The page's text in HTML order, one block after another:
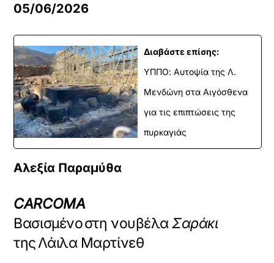
05/06/2026
Διαβάστε επίσης:
ΥΠΠΟ: Αυτοψία της Λ.
Μενδώνη στα Αιγόσθενα
για τις επιπτώσεις της
πυρκαγιάς
Αλεξία Παραμύθα
CARCOMA
Βασισμένο στη νουβέλαΣαράκι
της Λάιλα Μαρτίνεθ